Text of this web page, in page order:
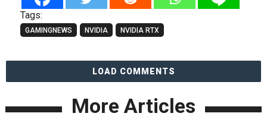
Tags:
GAMINGNEWS NVIDIA NVIDIA RTX
LOAD COMMENTS
More Articles